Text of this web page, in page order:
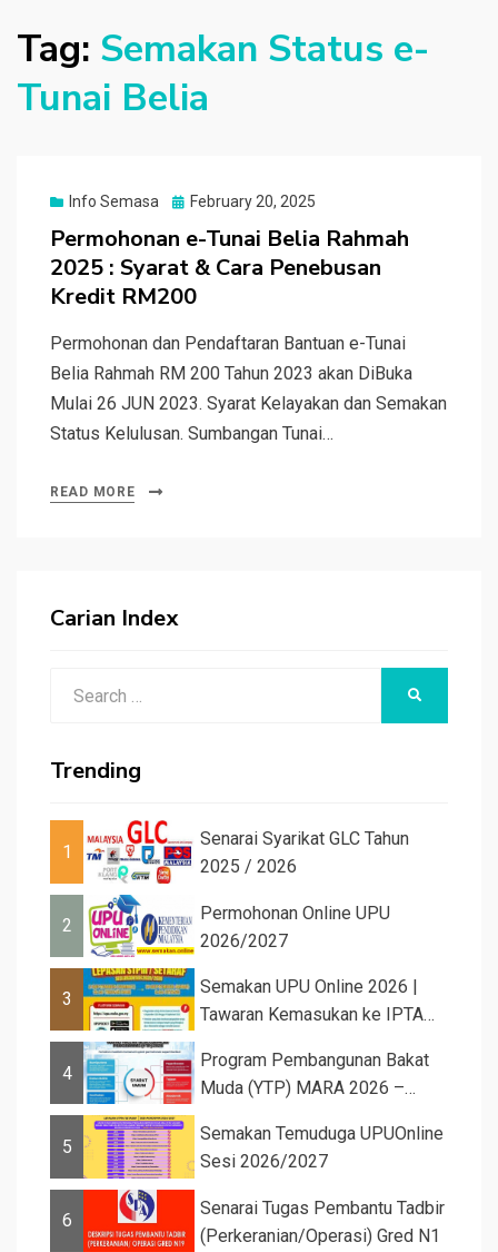
Tag: Semakan Status e-
Tunai Belia
Info Semasa
Posted
February 20, 2025
Permohonan e-Tunai Belia Rahmah
2025 : Syarat & Cara Penebusan
Kredit RM200
Permohonan dan Pendaftaran Bantuan e-Tunai
Belia Rahmah RM 200 Tahun 2023 akan DiBuka
Mulai 26 JUN 2023. Syarat Kelayakan dan Semakan
Status Kelulusan. Sumbangan Tunai…
READ MORE
Carian Index
Trending
1
Senarai Syarikat GLC Tahun
2025 / 2026
2
Permohonan Online UPU
2026/2027
3
Semakan UPU Online 2026 |
Tawaran Kemasukan ke IPTA
4
Program Pembangunan Bakat
Muda (YTP) MARA 2026 –
5
Semakan Temuduga UPUOnline
Sesi 2026/2027
6
Senarai Tugas Pembantu Tadbir
(Perkeranian/Operasi) Gred N1